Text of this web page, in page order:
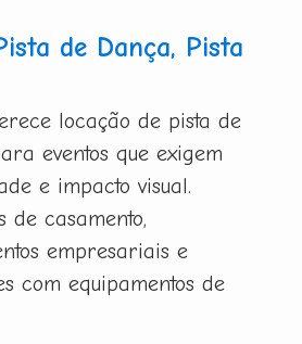
de Dança, Pista
locação de pista de
eventos que exigem
e impacto visual.
de casamento,
empresariais e
com equipamentos de